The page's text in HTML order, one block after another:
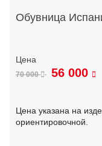
Обувница
70 000 56 000
Цена указана на
ориентировочной.